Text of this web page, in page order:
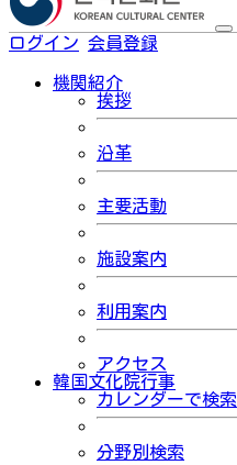
ログイン 会員登録
機関紹介
挨拶
沿革
主要活動
施設案内
利用案内
アクセス
韓国文化院行事
カレンダーで検索
分野別検索